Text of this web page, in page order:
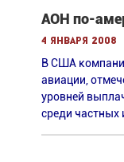
АОН по-
4 января 2008
В США
авиации,
уровней
среди частных